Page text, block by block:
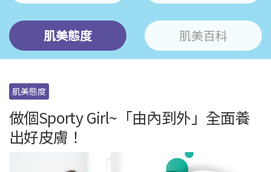
肌美態度 肌美百科
肌美態度
做個Sporty Girl~「由內到外」全面養
出好皮膚！